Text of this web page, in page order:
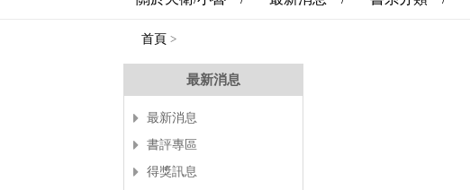
首頁 >
最新消息
最新消息
書評專區
得獎訊息